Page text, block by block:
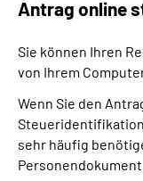
Antrag online
Sie können Ihren
von Ihrem
Wenn Sie den
sehr häufig
Personendokument.